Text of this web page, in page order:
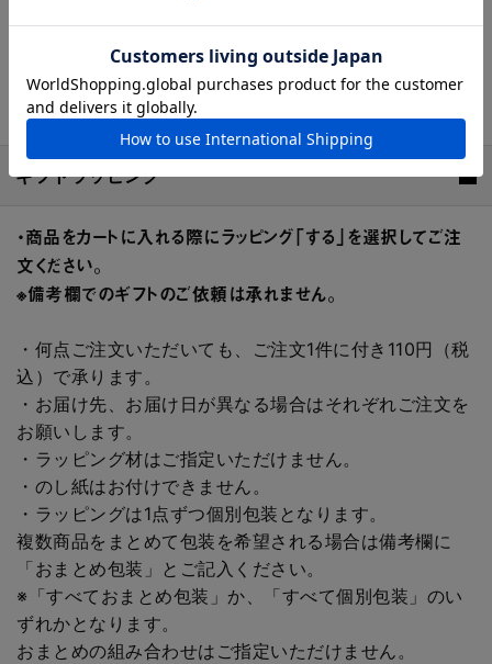
ースターなど幅広いラインナップで、ダイニングのあら
ゆるシーンで活躍します。
ギフトラッピング
・商品をカートに入れる際にラッピング「する」を選択してご注
文ください。
※備考欄でのギフトのご依頼は承れません。
・何点ご注文いただいても、ご注文1件に付き110円（税
込）で承ります。
・お届け先、お届け日が異なる場合はそれぞれご注文を
お願いします。
・ラッピング材はご指定いただけません。
・のし紙はお付けできません。
・ラッピングは1点ずつ個別包装となります。
複数商品をまとめて包装を希望される場合は備考欄に
「おまとめ包装」とご記入ください。
※「すべておまとめ包装」か、「すべて個別包装」のい
ずれかとなります。
おまとめの組み合わせはご指定いただけません。